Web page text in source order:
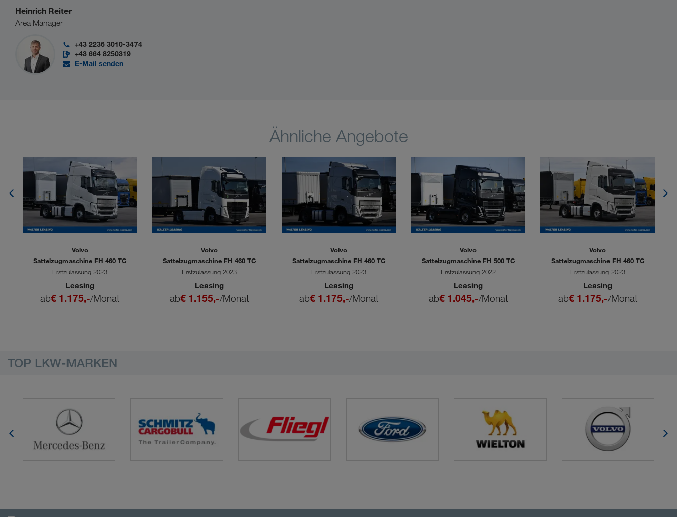
Heinrich Reiter
Area Manager
+43 2236 3010-3474
+43 664 8250319
E-Mail senden
Ähnliche Angebote
Volvo
Sattelzugmaschine FH 460 TC
Erstzulassung 2023
Leasing
ab€ 1.175,-/Monat
Volvo
Sattelzugmaschine FH 460 TC
Erstzulassung 2023
Leasing
ab€ 1.155,-/Monat
Volvo
Sattelzugmaschine FH 460 TC
Erstzulassung 2023
Leasing
ab€ 1.175,-/Monat
Volvo
Sattelzugmaschine FH 500 TC
Erstzulassung 2022
Leasing
ab€ 1.045,-/Monat
Volvo
Sattelzugmaschine FH 460 TC
Erstzulassung 2023
Leasing
ab€ 1.175,-/Monat
TOP LKW-MARKEN